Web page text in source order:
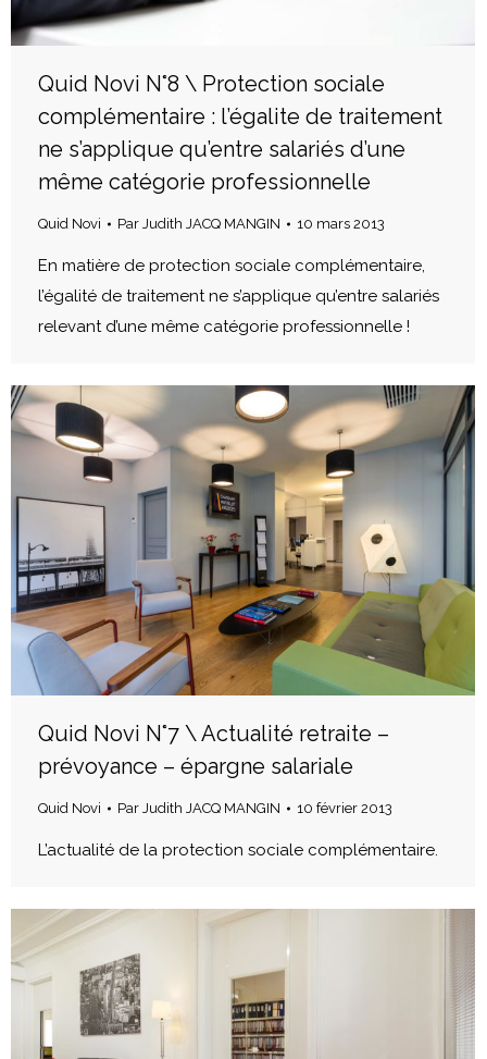
Quid Novi N°8 \ Protection sociale
complémentaire : l’égalite de traitement
ne s’applique qu’entre salariés d’une
même catégorie professionnelle
Quid Novi Par Judith JACQ MANGIN 10 mars 2013
En matière de protection sociale complémentaire,
l’égalité de traitement ne s’applique qu’entre salariés
relevant d’une même catégorie professionnelle !
Quid Novi N°7 \ Actualité retraite –
prévoyance – épargne salariale
Quid Novi Par Judith JACQ MANGIN 10 février 2013
L’actualité de la protection sociale complémentaire.